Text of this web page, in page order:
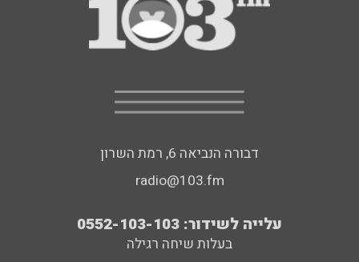
דבורה הנביאה 6, רמת השרון
radio@103.fm
עלייה לשידור: 0552-103-103
בעלות שיחה רגילה